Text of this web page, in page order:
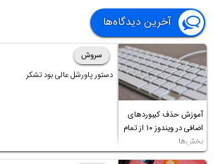
آخرین دیدگاه‌ها
آموزش حذف کیبوردهای
اضافی در ویندوز ۱۰ از تمام
بخش‌ها
سروش
دستور پاورشل عالی بود تشکر